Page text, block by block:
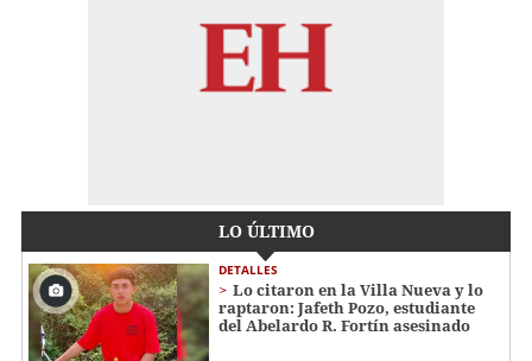
LO ÚLTIMO
DETALLES
Lo citaron en la Villa Nueva y lo
raptaron: Jafeth Pozo, estudiante
del Abelardo R. Fortín asesinado